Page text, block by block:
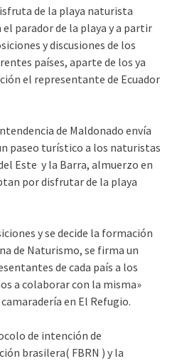
de la playa naturista
parador de la playa y a partir
y discusiones de los
países, aparte de los ya
el representante de Ecuador
de Maldonado envía
paseo turístico a los naturistas
Este y la Barra, almuerzo en
por disfrutar de la playa
y se decide la formación
de Naturismo, se firma un
de cada país a los
a colaborar con la misma»
camaradería en El Refugio.
de intención de
brasilera( FBRN ) y la